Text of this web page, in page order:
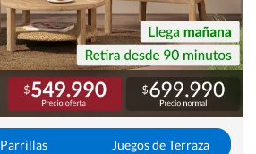
Parrillas
Juegos de Terraza